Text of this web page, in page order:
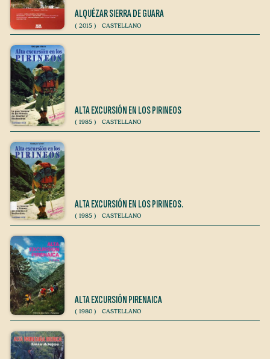
ALQUÉZAR SIERRA DE GUARA
( 2015 ) CASTELLANO
ALTA EXCURSIÓN EN LOS PIRINEOS
( 1985 ) CASTELLANO
ALTA EXCURSIÓN EN LOS PIRINEOS.
( 1985 ) CASTELLANO
ALTA EXCURSIÓN PIRENAICA
( 1980 ) CASTELLANO